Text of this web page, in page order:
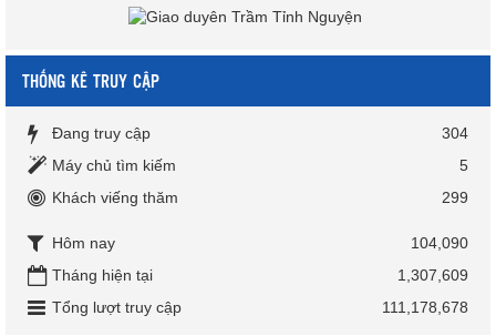
THỐNG KÊ TRUY CẬP
Đang truy cập
304
Máy chủ tìm kiếm
5
Khách viếng thăm
299
Hôm nay
104,090
Tháng hiện tại
1,307,609
Tổng lượt truy cập
111,178,678